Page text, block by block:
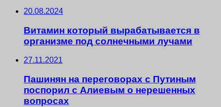
20.08.2024
Витамин который вырабатывается в
организме под солнечными лучами
27.11.2021
Пашинян на переговорах с Путиным
поспорил с Алиевым о нерешенных
вопросах